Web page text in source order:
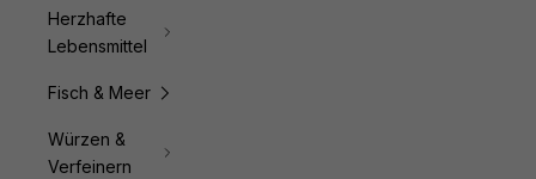
Herzhafte
Lebensmittel
Fisch & Meer
Würzen &
Verfeinern